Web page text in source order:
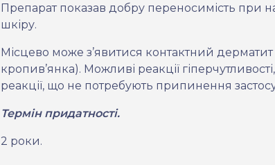
Препарат показав добру переносимість при
шкіру.
Місцево може з’явитися контактний дерматит
кропив’янка). Можливі реакції
реакції, що не потребують припинення
Термін придатності.
2 роки.